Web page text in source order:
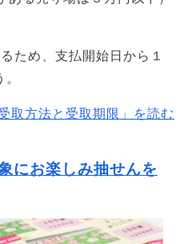
ため、支払開始日から１
取方法と受取期限」を読む
にお楽しみ抽せんを